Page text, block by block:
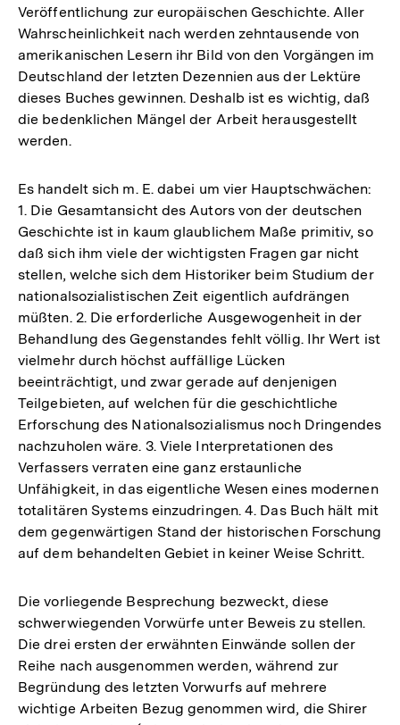
Veröffentlichung zur europäischen Geschichte. Aller
Wahrscheinlichkeit nach werden zehntausende von
amerikanischen Lesern ihr Bild von den Vorgängen im
Deutschland der letzten Dezennien aus der Lektüre
dieses Buches gewinnen. Deshalb ist es wichtig, daß
die bedenklichen Mängel der Arbeit herausgestellt
werden.
Es handelt sich m. E. dabei um vier Hauptschwächen:
1. Die Gesamtansicht des Autors von der deutschen
Geschichte ist in kaum glaublichem Maße primitiv, so
daß sich ihm viele der wichtigsten Fragen gar nicht
stellen, welche sich dem Historiker beim Studium der
nationalsozialistischen Zeit eigentlich aufdrängen
müßten. 2. Die erforderliche Ausgewogenheit in der
Behandlung des Gegenstandes fehlt völlig. Ihr Wert ist
vielmehr durch höchst auffällige Lücken
beeinträchtigt, und zwar gerade auf denjenigen
Teilgebieten, auf welchen für die geschichtliche
Erforschung des Nationalsozialismus noch Dringendes
nachzuholen wäre. 3. Viele Interpretationen des
Verfassers verraten eine ganz erstaunliche
Unfähigkeit, in das eigentliche Wesen eines modernen
totalitären Systems einzudringen. 4. Das Buch hält mit
dem gegenwärtigen Stand der historischen Forschung
auf dem behandelten Gebiet in keiner Weise Schritt.
Die vorliegende Besprechung bezweckt, diese
schwerwiegenden Vorwürfe unter Beweis zu stellen.
Die drei ersten der erwähnten Einwände sollen der
Reihe nach ausgenommen werden, während zur
Begründung des letzten Vorwurfs auf mehrere
wichtige Arbeiten Bezug genommen wird, die Shirer